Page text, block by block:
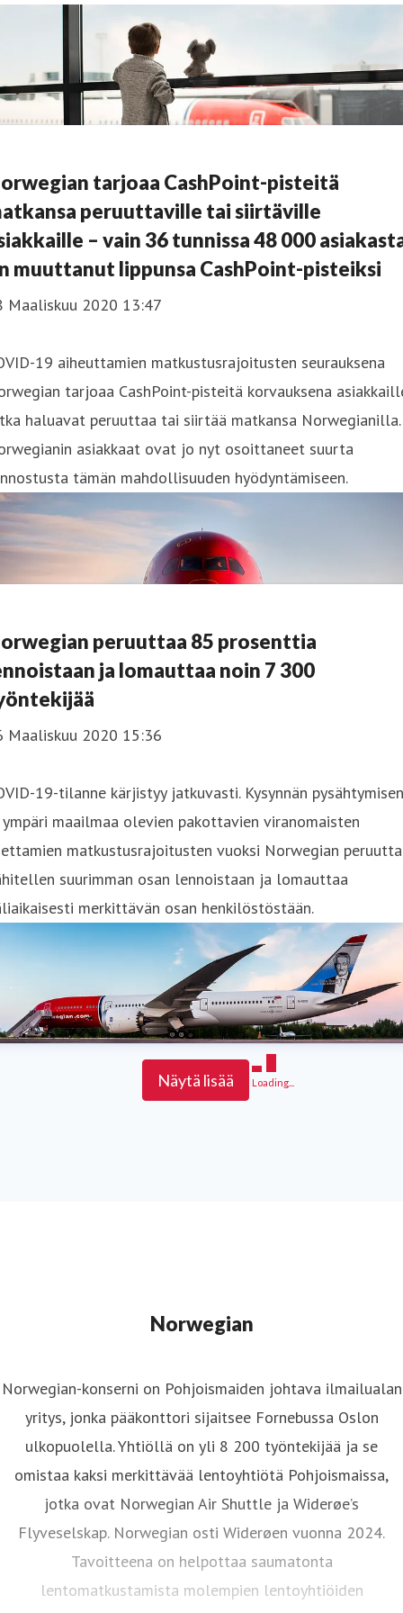
tarjoaa CashPoint-pisteitä
peruuttaville tai siirtäville
– vain 36 tunnissa 48 000
muuttanut lippunsa CashPoint-pisteiksi
Maaliskuu 2020 13:47
19 aiheuttamien matkustusrajoitusten seurauksena
tarjoaa CashPoint-pisteitä korvauksena
haluavat peruuttaa tai siirtää matkansa Norwegianilla.
asiakkaat ovat jo nyt osoittaneet suurta
tämän mahdollisuuden hyödyntämiseen.
peruuttaa 85 prosenttia
ja lomauttaa noin 7 300
Maaliskuu 2020 15:36
19-tilanne kärjistyy jatkuvasti. Kysynnän pysähtymisen
maailmaa olevien pakottavien viranomaisten
matkustusrajoitusten vuoksi Norwegian
suurimman osan lennoistaan ja lomauttaa
merkittävän osan henkilöstöstään.
Näytä lisää Loading...
Norwegian
Norwegian-konserni on Pohjoismaiden johtava ilmailualan
yritys, jonka pääkonttori sijaitsee Fornebussa Oslon
ulkopuolella. Yhtiöllä on yli 8 200 työntekijää ja se
omistaa kaksi merkittävää lentoyhtiötä Pohjoismaissa,
jotka ovat Norwegian Air Shuttle ja Widerøe’s
Flyveselskap. Norwegian osti Widerøen vuonna 2024.
Tavoitteena on helpottaa saumatonta
lentomatkustamista molempien lentoyhtiöiden